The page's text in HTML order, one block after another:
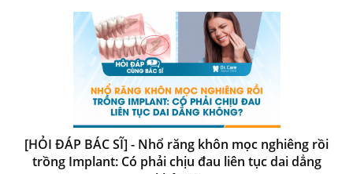
[HỎI ĐÁP BÁC SĨ] - Nhổ răng khôn mọc nghiêng rồi
trồng Implant: Có phải chịu đau liên tục dai dẳng